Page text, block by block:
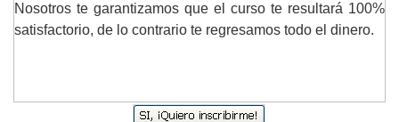
Nosotros te garantizamos que el curso te resultará 100%
satisfactorio, de lo contrario te regresamos todo el dinero.